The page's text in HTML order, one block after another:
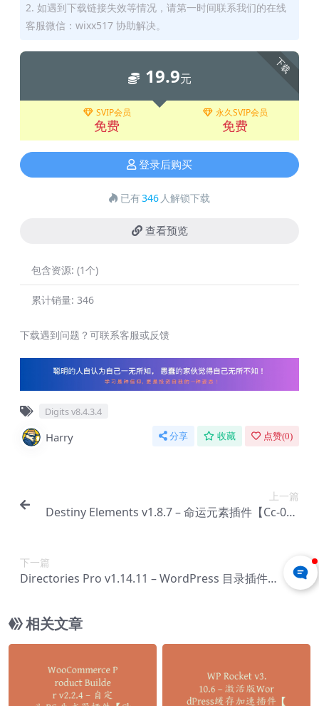
2. 如遇到下载链接失效等情况，请第一时间联系我们的在线
客服微信：wixx517 协助解决。
下载
19.9元
SVIP会员
免费
永久SVIP会员
免费
登录后购买
已有346 人解锁下载
查看预览
包含资源: (1个)
累计销量: 346
下载遇到问题？可联系客服或反馈
Digits v8.4.3.4
Harry 分享 收藏 点赞(0)
上一篇
Destiny Elements v1.8.7 – 命运元素插件【Cc-002
下一篇
Directories Pro v1.14.11 – WordPress 目录插件
相关文章